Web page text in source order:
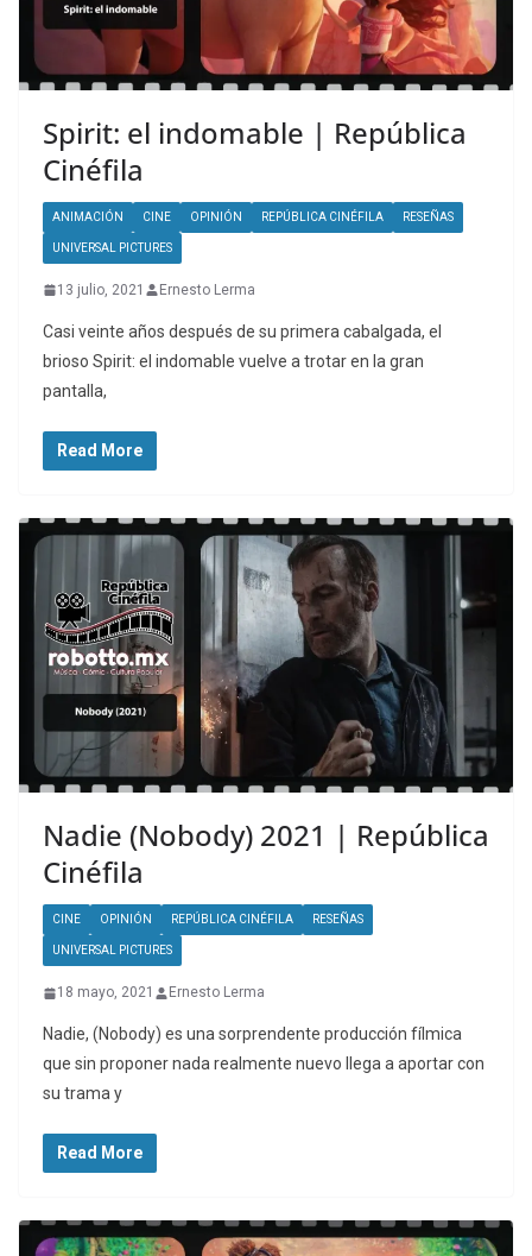
Spirit: el indomable | República
Cinéfila
ANIMACIÓN CINE OPINIÓN REPÚBLICA CINÉFILA RESEÑAS
UNIVERSAL PICTURES
13 julio, 2021 Ernesto Lerma
Casi veinte años después de su primera cabalgada, el
brioso Spirit: el indomable vuelve a trotar en la gran
pantalla,
Read More
Nadie (Nobody) 2021 | República
Cinéfila
CINE OPINIÓN REPÚBLICA CINÉFILA RESEÑAS
UNIVERSAL PICTURES
18 mayo, 2021 Ernesto Lerma
Nadie, (Nobody) es una sorprendente producción fílmica
que sin proponer nada realmente nuevo llega a aportar con
su trama y
Read More